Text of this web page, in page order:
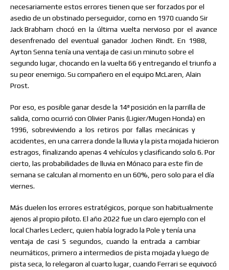
necesariamente estos errores tienen que ser forzados por el
asedio de un obstinado perseguidor, como en 1970 cuando Sir
Jack Brabham chocó en la última vuelta nervioso por el avance
desenfrenado del eventual ganador Jochen Rindt. En 1988,
Ayrton Senna tenía una ventaja de casi un minuto sobre el
segundo lugar, chocando en la vuelta 66 y entregando el triunfo a
su peor enemigo. Su compañero en el equipo McLaren, Alain
Prost.
Por eso, es posible ganar desde la 14ª posición en la parrilla de
salida, como ocurrió con Olivier Panis (Ligier/Mugen Honda) en
1996,
sobreviviendo a los retiros por fallas mecánicas y
accidentes, en una carrera donde la lluvia y la pista mojada hicieron
estragos, finalizando apenas 4 vehículos y clasificando solo 6. Por
cierto, las probabilidades de lluvia en Mónaco para este fin de
semana se calculan al momento en un 60%, pero solo para el día
viernes.
Más duelen los errores estratégicos, porque son habitualmente
ajenos al propio piloto. El año 2022 fue un claro ejemplo con el
local Charles Leclerc, quien había logrado la Pole y tenía una
ventaja de casi 5 segundos, cuando la entrada a cambiar
neumáticos, primero a intermedios de pista mojada y luego de
pista seca, lo relegaron al cuarto lugar, cuando Ferrari se equivocó